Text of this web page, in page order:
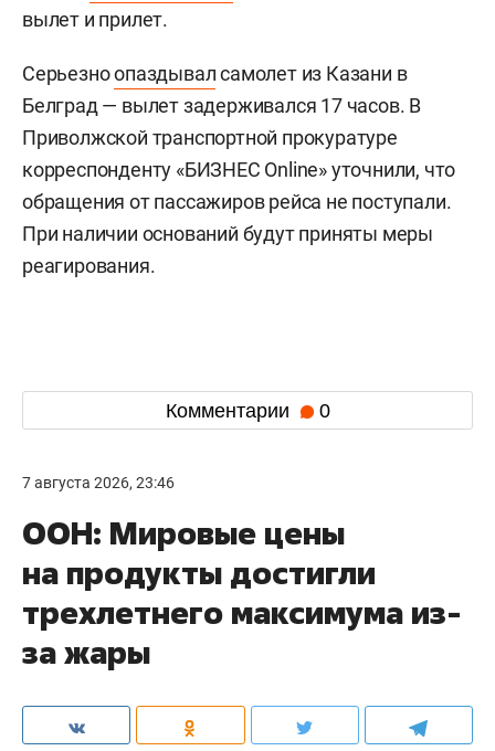
вылет и прилет.
Серьезноопаздывалсамолет из Казани в
Белград — вылет задерживался 17 часов. В
Приволжской транспортной прокуратуре
корреспонденту «БИЗНЕС Online» уточнили, что
обращения от пассажиров рейса не поступали.
При наличии оснований будут приняты меры
реагирования.
Комментарии 0
7 августа 2026, 23:46
ООН: Мировые цены
на продукты достигли
трехлетнего максимума из-
за жары